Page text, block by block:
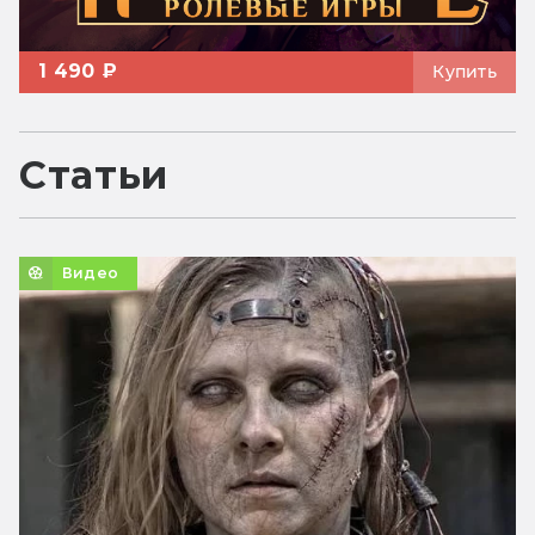
1 490 ₽ Купить
Статьи
Видео